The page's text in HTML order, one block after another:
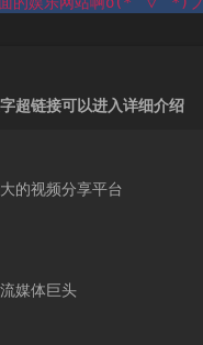
超链接可以进入详细介绍
的视频分享平台
媒体巨头